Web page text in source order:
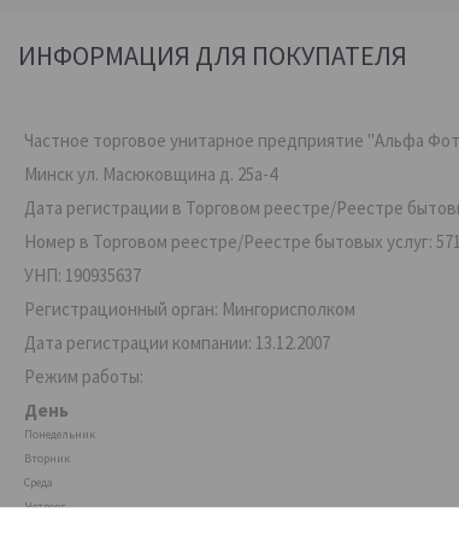
ИНФОРМАЦИЯ ДЛЯ ПОКУПАТЕЛЯ
Частное торговое унитарное предприятие "Альфа
Минск ул. Масюковщина д. 25а-4
Дата регистрации в Торговом реестре/Реестре
Номер в Торговом реестре/Реестре бытовых услуг:
УНП: 190935637
Регистрационный орган: Мингорисполком
Дата регистрации компании: 13.12.2007
Режим работы:
День
Понедельник
Вторник
Среда
Четверг